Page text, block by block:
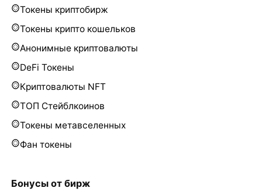
Токены криптобирж
Токены крипто кошельков
Анонимные криптовалюты
DeFi Токены
Криптовалюты NFT
ТОП Стейблкоинов
Токены метавселенных
Фан токены
Бонусы от бирж